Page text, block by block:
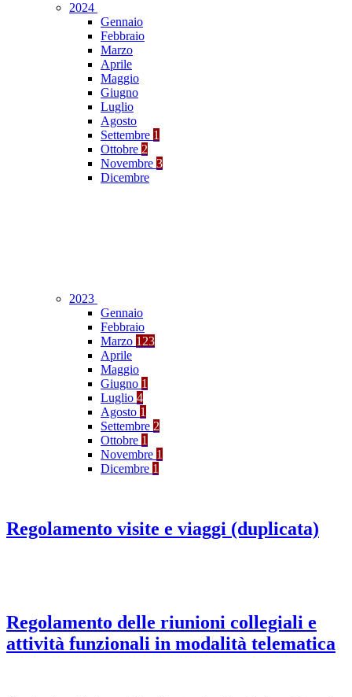
2024
Gennaio
Febbraio
Marzo
Aprile
Maggio
Giugno
Luglio
Agosto
Settembre 1
Ottobre 2
Novembre 3
Dicembre
2023
Gennaio
Febbraio
Marzo 123
Aprile
Maggio
Giugno 1
Luglio 4
Agosto 1
Settembre 2
Ottobre 1
Novembre 1
Dicembre 1
Regolamento visite e viaggi (duplicata)
Regolamento delle riunioni collegiali e
attività funzionali in modalità telematica